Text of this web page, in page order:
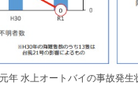
年 水上オートバイの事故発生